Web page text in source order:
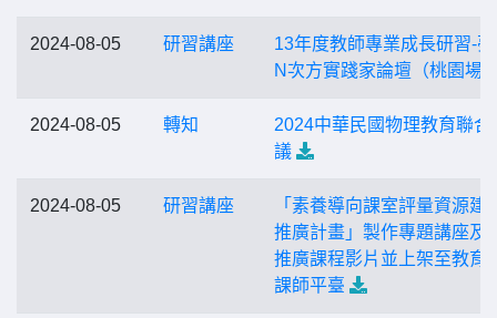
2024-08-05 研習講座
13年度教師專業成長研習-
N次方實踐家論壇（桃園場
2024-08-05 轉知
2024中華民國物理教育聯合
議
2024-08-05 研習講座
「素養導向課室評量資源建
推廣計畫」製作專題講座及
推廣課程影片並上架至教育
課師平臺